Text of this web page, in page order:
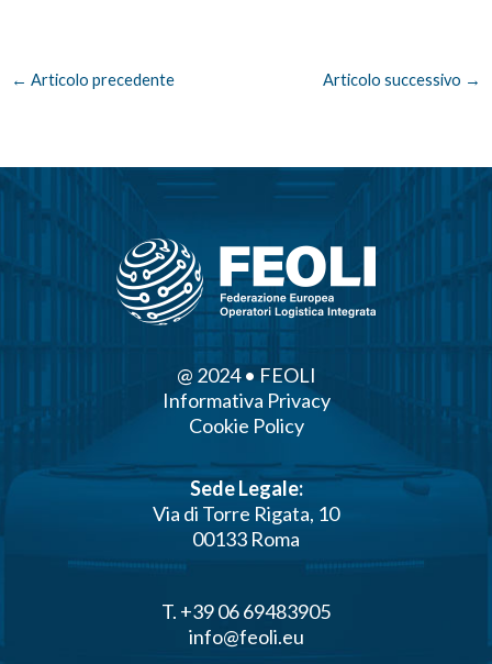
← Articolo precedente Articolo successivo →
@ 2024 • FEOLI
Informativa Privacy
Cookie Policy
Sede Legale:
Via di Torre Rigata, 10
00133 Roma
T. +39 06 69483905
info@feoli.eu